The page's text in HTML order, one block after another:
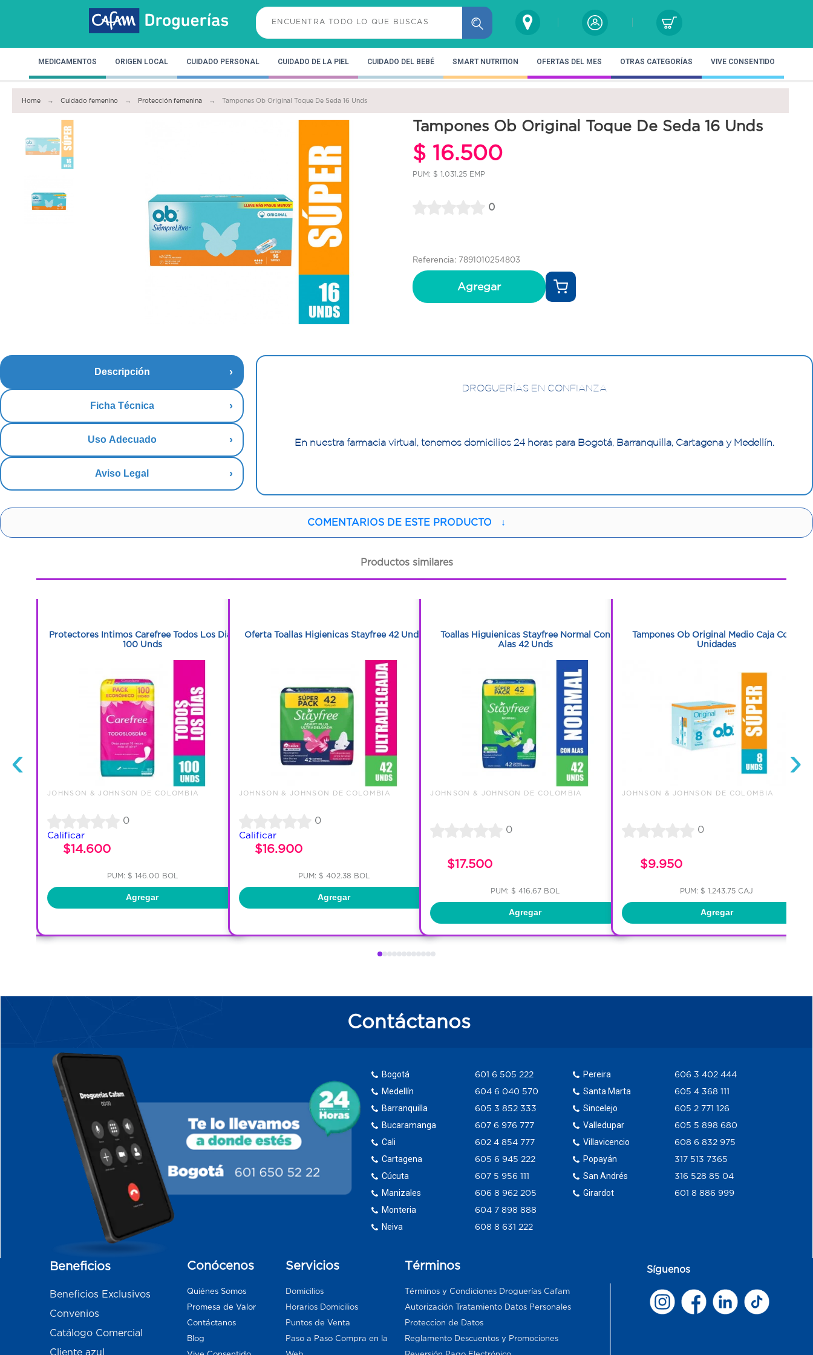
MEDICAMENTOS ORIGEN LOCAL CUIDADO PERSONAL CUIDADO DE LA PIEL CUIDADO DEL BEBÉ SMART NUTRITION OFERTAS DEL MES OTRAS CATEGORÍAS VIVE CONSENTIDO
Home Cuidado femenino Protección femenina Tampones Ob Original Toque De Seda 16 Unds
Tampones Ob Original Toque De Seda 16 Unds
$ 16.500
PUM: $ 1,031.25 EMP
0
Referencia: 7891010254803
Agregar
Descripción
Ficha Técnica
Uso Adecuado
Aviso Legal
DROGUERÍAS EN CONFIANZA
En nuestra farmacia virtual, tenemos domicilios 24 horas para Bogotá, Barranquilla, Cartagena y Medellín.
COMENTARIOS DE ESTE PRODUCTO ↓
Productos similares
‹
Protectores Intimos Carefree Todos Los Dias
100 Unds
JOHNSON & JOHNSON DE COLOMBIA
0
Calificar
$14.600
PUM: $ 146.00 BOL
Agregar
Oferta Toallas Higienicas Stayfree 42 Unds
JOHNSON & JOHNSON DE COLOMBIA
0
Calificar
$16.900
PUM: $ 402.38 BOL
Agregar
Toallas Higuienicas Stayfree Normal Con
Alas 42 Unds
JOHNSON & JOHNSON DE COLOMBIA
0
$17.500
PUM: $ 416.67 BOL
Agregar
Tampones Ob Original Medio Caja Con 8
Unidades
JOHNSON & JOHNSON DE COLOMBIA
0
$9.950
PUM: $ 1,243.75 CAJ
Agregar
›
Contáctanos
Bogotá
Medellín
Barranquilla
Bucaramanga
Cali
Cartagena
Cúcuta
Manizales
Monteria
Neiva
601 6 505 222
604 6 040 570
605 3 852 333
607 6 976 777
602 4 854 777
605 6 945 222
607 5 956 111
606 8 962 205
604 7 898 888
608 8 631 222
Pereira
Santa Marta
Sincelejo
Valledupar
Villavicencio
Popayán
San Andrés
Girardot
606 3 402 444
605 4 368 111
605 2 771 126
605 5 898 680
608 6 832 975
317 513 7365
316 528 85 04
601 8 886 999
Beneficios
Beneficios Exclusivos
Convenios
Catálogo Comercial
Cliente azul
Conócenos
Quiénes Somos
Promesa de Valor
Contáctanos
Blog
Servicios
Domicilios
Horarios Domicilios
Puntos de Venta
Paso a Paso Compra en la
Términos
Términos y Condiciones Droguerías Cafam
Autorización Tratamiento Datos Personales
Proteccion de Datos
Reglamento Descuentos y Promociones
Síguenos